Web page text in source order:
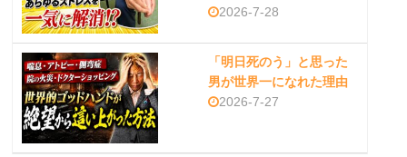
2026-7-28
「明日死のう」と思った
男が世界一になれた理由
2026-7-27